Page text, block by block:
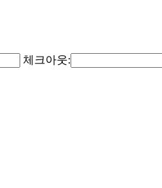
체크아웃: